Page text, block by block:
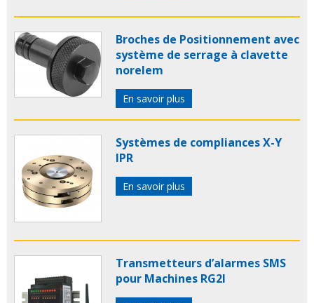
Broches de Positionnement avec
système de serrage à clavette
norelem
En savoir plus
Systèmes de compliances X-Y
IPR
En savoir plus
Transmetteurs d’alarmes SMS
pour Machines RG2I